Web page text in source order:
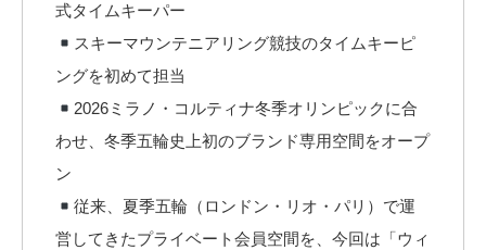
式タイムキーパー
スキーマウンテニアリング競技のタイムキーピ
ングを初めて担当
2026ミラノ・コルティナ冬季オリンピックに合
わせ、冬季五輪史上初のブランド専用空間をオープ
ン
従来、夏季五輪（ロンドン・リオ・パリ）で運
営してきたプライベート会員空間を、今回は「ウィ